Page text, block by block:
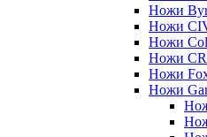
Ножи
Ножи
Ножи
Ножи
Ножи
Ножи